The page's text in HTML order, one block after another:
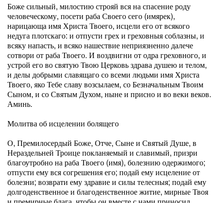
Боже сильный, милостию строяй вся на спасение роду
человеческому, посети раба Своего сего (имярек),
нарицающа имя Христа Твоего, исцели его от всякого
недуга плотскаго: и отпусти грех и греховныя соблазны, и
всяку напасть, и всяко нашествие неприязненно далече
сотвори от раба Твоего. И воздвигни от одра греховного, и
устрой его во святую Твою Церковь здрава душею и телом,
и делы добрыми славящаго со всеми людьми имя Христа
Твоего, яко Тебе славу возсылаем, со Безначальным Твоим
Сыном, и со Святым Духом, ныне и присно и во веки веков.
Аминь.
Молитва об исцелении болящего
О, Премилосердый Боже, Отче, Сыне и Святый Душе, в
Нераздельней Троице покланяемый и славимый, призри
благоутробно на раба Твоего (имя), болезнию одержимого;
отпусти ему вся согрешения его; подай ему исцеление от
болезни; возврати ему здравие и силы телесныя; подай ему
долгоденственное и благоденственное житие, мирные Твоя